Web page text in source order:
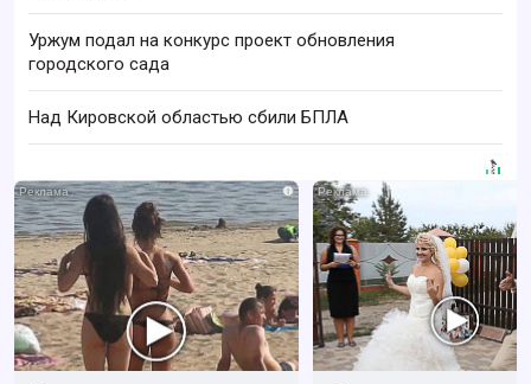
Уржум подал на конкурс проект обновления
городского сада
Над Кировской областью сбили БПЛА
i